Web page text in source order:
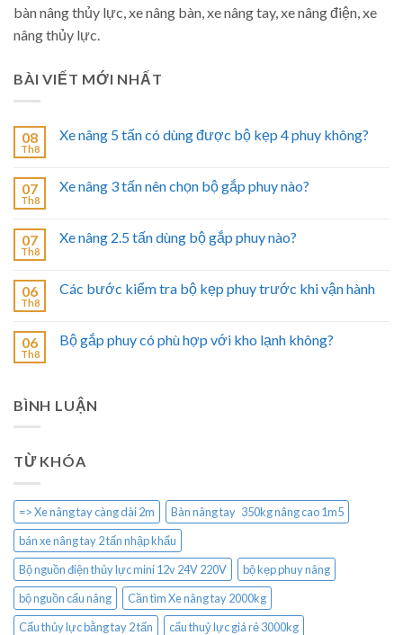
bàn nâng thủy lực, xe nâng bàn, xe nâng tay, xe nâng điện, xe
nâng thủy lực.
BÀI VIẾT MỚI NHẤT
08
Th8
Xe nâng 5 tấn có dùng được bộ kẹp 4 phuy không?
07
Th8
Xe nâng 3 tấn nên chọn bộ gắp phuy nào?
07
Th8
Xe nâng 2.5 tấn dùng bộ gắp phuy nào?
06
Th8
Các bước kiểm tra bộ kẹp phuy trước khi vận hành
06
Th8
Bộ gắp phuy có phù hợp với kho lạnh không?
BÌNH LUẬN
TỪ KHÓA
=> Xe nâng tay càng dài 2m
Bàn nâng tay 350kg nâng cao 1m5
bán xe nâng tay 2 tấn nhập khẩu
Bộ nguồn điện thủy lực mini 12v 24V 220V
bộ kẹp phuy nâng
bộ nguồn cẩu nâng
Cần tìm Xe nâng tay 2000kg
Cẩu thủy lực bằng tay 2 tấn
cẩu thuỷ lực giá rẻ 3000kg